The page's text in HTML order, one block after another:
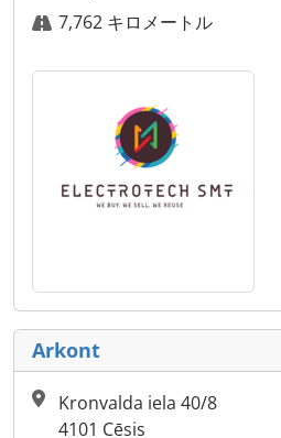
7,762 キロメートル
Arkont
Kronvalda iela 40/8
4101 Cēsis